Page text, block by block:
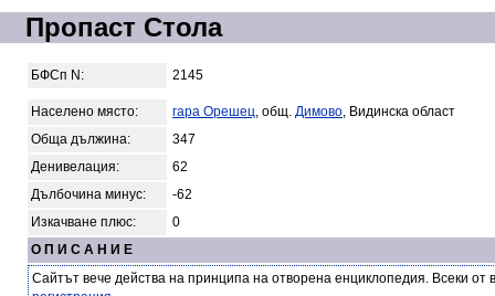
Пропаст Стола
БФСп N: 2145
Населено място: гара Орешец, общ. Димово, Видинска област
Обща дължина:
347
Денивелация:
62
Дълбочина минус:
-62
Изкачване плюс:
0
О П И С А Н И Е
Сайтът вече действа на принципа на отворена енциклопедия. Всеки